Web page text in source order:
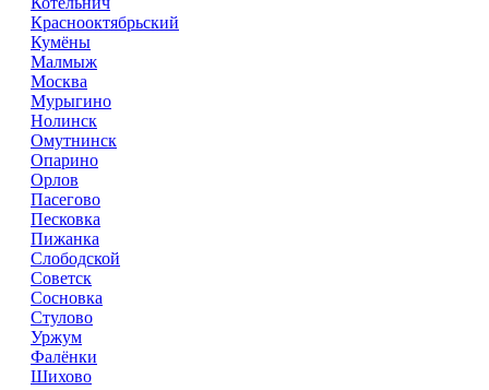
Краснооктябрьский
Кумёны
Малмыж
Москва
Мурыгино
Нолинск
Омутнинск
Опарино
Орлов
Пасегово
Песковка
Пижанка
Слободской
Советск
Сосновка
Стулово
Уржум
Фалёнки
Шихово